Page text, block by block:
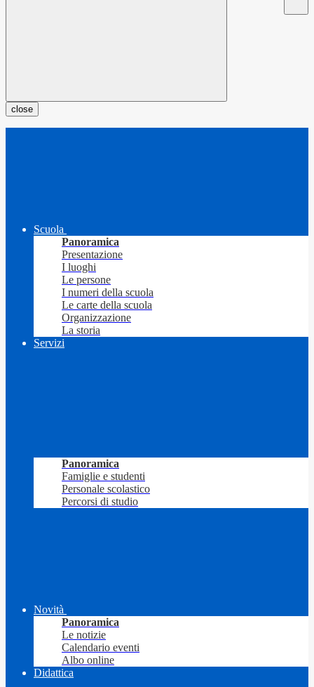
close
Scuola
Panoramica
Presentazione
I luoghi
Le persone
I numeri della scuola
Le carte della scuola
Organizzazione
La storia
Servizi
Panoramica
Famiglie e studenti
Personale scolastico
Percorsi di studio
Novità
Panoramica
Le notizie
Calendario eventi
Albo online
Didattica